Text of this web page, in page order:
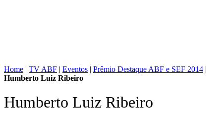
Home | TV ABF | Eventos | Prêmio Destaque ABF e SEF 2014 |
Humberto Luiz Ribeiro
Humberto Luiz Ribeiro